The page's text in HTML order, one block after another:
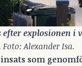
efter explosionen i
Foto: Alexander Isa.
som